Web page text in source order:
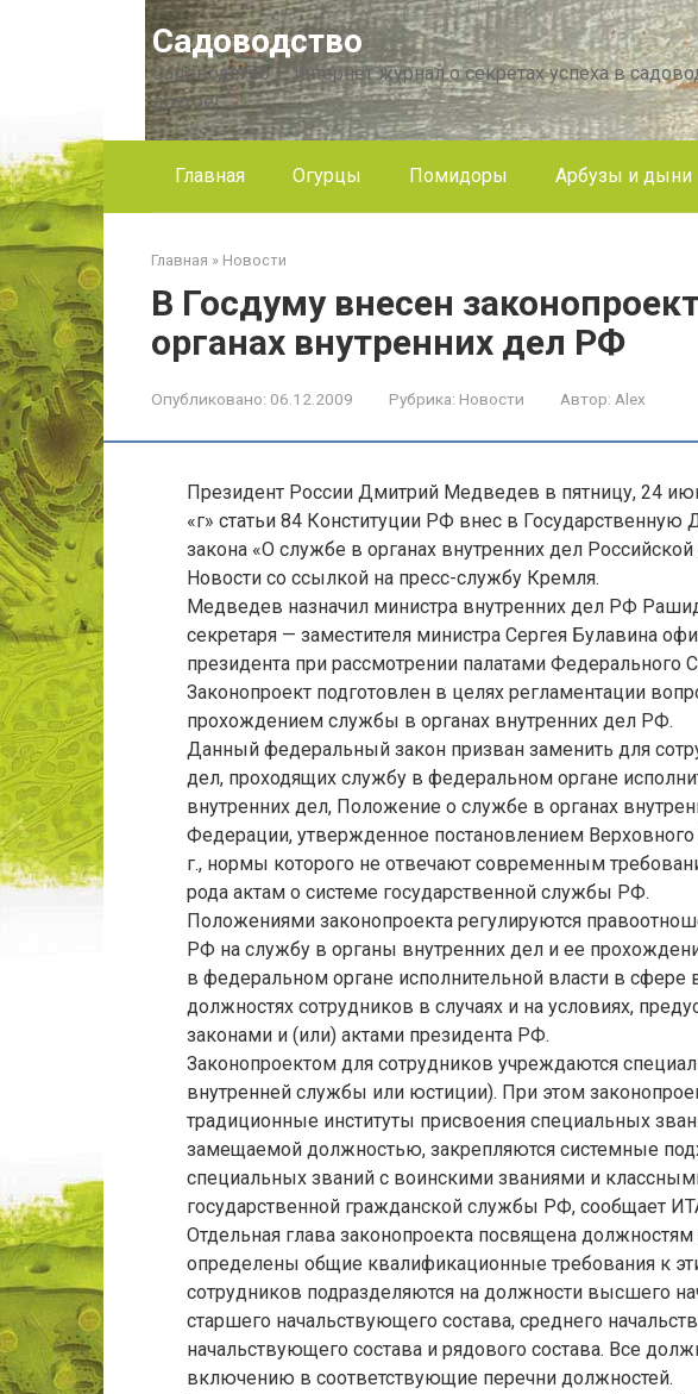
Садоводство
Садоводство — интернет журнал о секретах успеха в
другое!
Главная Огурцы Помидоры Арбузы и дыни
Главная » Новости
В Госдуму внесен
органах внутренних дел РФ
Опубликовано: 06.12.2009 Рубрика: Новости Автор: Alex
Президент России Дмитрий Медведев в пятницу, 24
«г» статьи 84 Конституции РФ внес в Государственную
закона «О службе в органах внутренних дел
Новости со ссылкой на пресс-службу Кремля.
Медведев назначил министра внутренних дел РФ
секретаря — заместителя министра Сергея Булавина
президента при рассмотрении палатами Федерального
Законопроект подготовлен в целях регламентации
прохождением службы в органах внутренних дел РФ.
Данный федеральный закон призван заменить для
дел, проходящих службу в федеральном органе
внутренних дел, Положение о службе в органах
Федерации, утвержденное постановлением
г., нормы которого не отвечают современным
рода актам о системе государственной службы РФ.
Положениями законопроекта регулируются
РФ на службу в органы внутренних дел и ее
в федеральном органе исполнительной власти в сфере
должностях сотрудников в случаях и на условиях,
законами и (или) актами президента РФ.
Законопроектом для сотрудников учреждаются
внутренней службы или юстиции). При этом
традиционные институты присвоения специальных
замещаемой должностью, закрепляются системные
специальных званий с воинскими званиями и
государственной гражданской службы РФ, сообщает
Отдельная глава законопроекта посвящена должностям
определены общие квалификационные требования к
сотрудников подразделяются на должности высшего
старшего начальствующего состава, среднего
начальствующего состава и рядового состава. Все
включению в соответствующие перечни должностей.